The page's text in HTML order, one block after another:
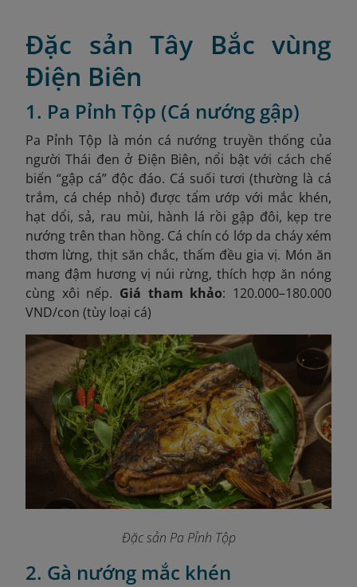
Đặc sản Tây Bắc vùng
Điện Biên
1. Pa Pỉnh Tộp (Cá nướng gập)
Pa Pỉnh Tộp là món cá nướng truyền thống của
người Thái đen ở Điện Biên, nổi bật với cách chế
biến “gập cá” độc đáo. Cá suối tươi (thường là cá
trắm, cá chép nhỏ) được tẩm ướp với mắc khén,
hạt dổi, sả, rau mùi, hành lá rồi gập đôi, kẹp tre
nướng trên than hồng. Cá chín có lớp da cháy xém
thơm lừng, thịt săn chắc, thấm đều gia vị. Món ăn
mang đậm hương vị núi rừng, thích hợp ăn nóng
cùng xôi nếp. Giá tham khảo: 120.000–180.000
VND/con (tùy loại cá)
Đặc sản Pa Pỉnh Tộp
2. Gà nướng mắc khén